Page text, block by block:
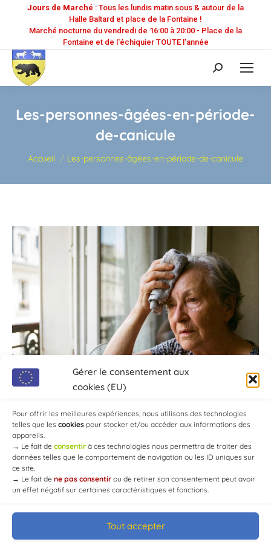
Gérer le consentement aux
cookies (EU)
Pour offrir les meilleures expériences, nous utilisons des technologies
telles que les cookies pour stocker et/ou accéder aux informations des
appareils.
→ Le fait de consentir à ces technologies nous permettra de traiter des
données telles que le comportement de navigation ou les ID uniques sur
ce site.
→ Le fait de ne pas consentir ou de retirer son consentement peut avoir
un effet négatif sur certaines caractéristiques et fonctions.
Tout accepter
Jours de Marché : Tous les lundis matin sous & autour de la
Halle Baltard et place de la Fontaine !
Marché nocturne du vendredi de 16:00 à 20:00 - Place de la
Fontaine et de l'échiquier TOUTE l'année
Recherche
:
Les-personnes-âgées-en-période-
de-canicule
Vous êtes ici :
Accueil Les-personnes-âgées-en-période-de-canicule